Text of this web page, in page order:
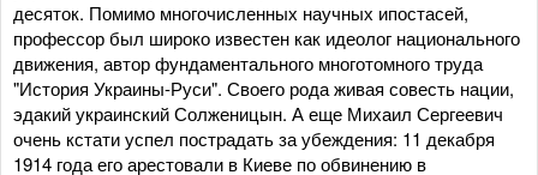
десяток. Помимо многочисленных научных ипостасей,
профессор был широко известен как идеолог национального
движения, автор фундаментального многотомного труда
"История Украины-Руси". Своего рода живая совесть нации,
эдакий украинский Солженицын. А еще Михаил Сергеевич
очень кстати успел пострадать за убеждения: 11 декабря
1914 года его арестовали в Киеве по обвинению в